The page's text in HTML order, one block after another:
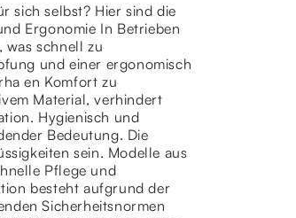
sich selbst? Hier sind die
Ergonomie In Betrieben
was schnell zu
und einer ergonomisch
en Komfort zu
Material, verhindert
Hygienisch und
Bedeutung. Die
sein. Modelle aus
Pflege und
besteht aufgrund der
Sicherheitsnormen